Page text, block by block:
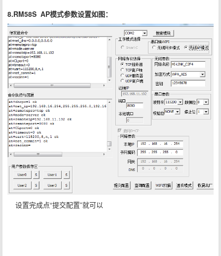
8.RM58S AP模式参数设置如图：
设置完成点“提交配置”就可以